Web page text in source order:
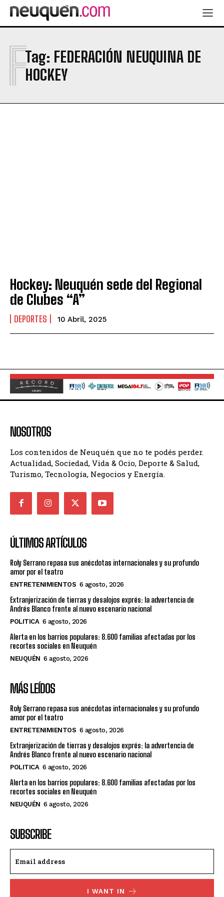
Tag: FEDERACIÓN NEUQUINA DE
HOCKEY
F
Hockey: Neuquén sede del Regional
de Clubes “A”
DEPORTES 10 Abril, 2025
NOSOTROS
Los contenidos de Neuquén que no te podés perder.
Actualidad, Sociedad, Vida & Ocio, Deporte & Salud,
Turismo, Tecnología, Negocios y Energía.
ÚLTIMOS ARTÍCULOS
Roly Serrano repasa sus anécdotas internacionales y su profundo
amor por el teatro
ENTRETENIMIENTOS 6 agosto, 2026
Extranjerización de tierras y desalojos exprés: la advertencia de
Andrés Blanco frente al nuevo escenario nacional
POLITICA 6 agosto, 2026
Alerta en los barrios populares: 8.600 familias afectadas por los
recortes sociales en Neuquén
NEUQUÉN 6 agosto, 2026
MÁS LEÍDOS
Roly Serrano repasa sus anécdotas internacionales y su profundo
amor por el teatro
ENTRETENIMIENTOS 6 agosto, 2026
Extranjerización de tierras y desalojos exprés: la advertencia de
Andrés Blanco frente al nuevo escenario nacional
POLITICA 6 agosto, 2026
Alerta en los barrios populares: 8.600 familias afectadas por los
recortes sociales en Neuquén
NEUQUÉN 6 agosto, 2026
SUBSCRIBE
I WANT IN